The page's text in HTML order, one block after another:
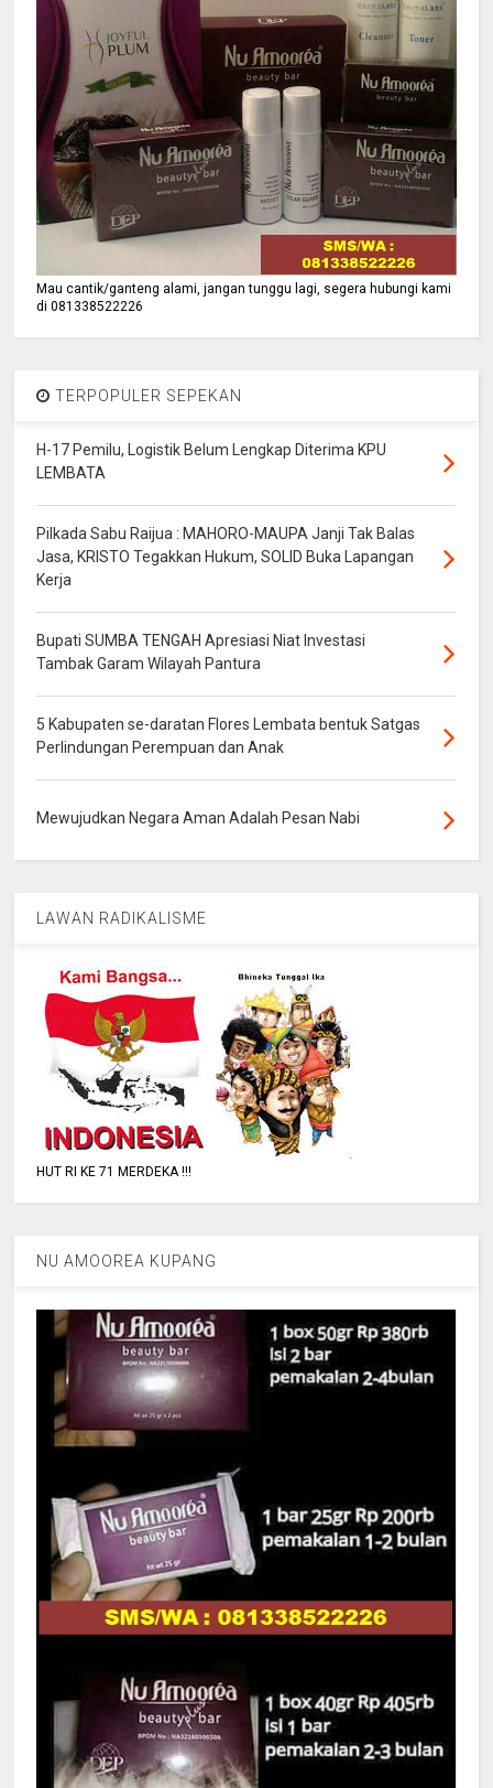
Mau cantik/ganteng alami, jangan tunggu lagi, segera hubungi kami
di 081338522226
TERPOPULER SEPEKAN
H-17 Pemilu, Logistik Belum Lengkap Diterima KPU
LEMBATA
Pilkada Sabu Raijua : MAHORO-MAUPA Janji Tak Balas
Jasa, KRISTO Tegakkan Hukum, SOLID Buka Lapangan
Kerja
Bupati SUMBA TENGAH Apresiasi Niat Investasi
Tambak Garam Wilayah Pantura
5 Kabupaten se-daratan Flores Lembata bentuk Satgas
Perlindungan Perempuan dan Anak
Mewujudkan Negara Aman Adalah Pesan Nabi
LAWAN RADIKALISME
HUT RI KE 71 MERDEKA !!!
NU AMOOREA KUPANG